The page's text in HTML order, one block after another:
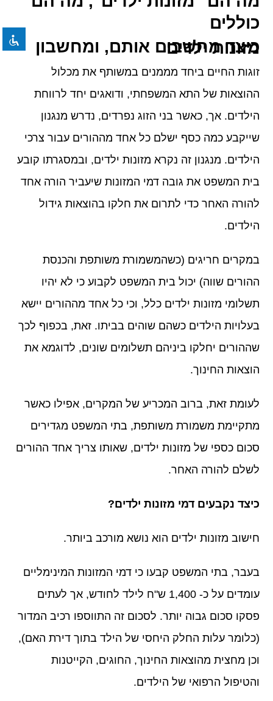
format_underlined הוסף קו תחתון לקישורים
font_download סמן קישורים
לאפס את כל האפשרויות
cached
כוללים
כיצד מחשבים אותם, ומחשבון מזונות ילדים
זוגות החיים ביחד מממנים במשותף את מכלול
ההוצאות של התא המשפחתי, ודואגים יחד לרווחת
הילדים. אך, כאשר בני הזוג נפרדים, נדרש מנגנון
שייקבע כמה כסף ישלם כל אחד מההורים עבור צרכי
הילדים. מנגנון זה נקרא מזונות ילדים, ובמסגרתו קובע
בית המשפט את גובה דמי המזונות שיעביר הורה אחד
להורה האחר כדי לתרום את חלקו בהוצאות גידול
הילדים.
במקרים חריגים (כשהמשמורת משותפת והכנסת
ההורים שווה) יכול בית המשפט לקבוע כי לא יהיו
תשלומי מזונות ילדים כלל, וכי כל אחד מההורים יישא
בעלויות הילדים כשהם שוהים בביתו. זאת, בכפוף לכך
שההורים יחלקו ביניהם תשלומים שונים, לדוגמא את
הוצאות החינוך.
לעומת זאת, ברוב המכריע של המקרים, אפילו כאשר
מתקיימת משמורת משותפת, בתי המשפט מגדירים
סכום כספי של מזונות ילדים, שאותו צריך אחד ההורים
לשלם להורה האחר.
כיצד נקבעים דמי מזונות ילדים?
חישוב מזונות ילדים הוא נושא מורכב ביותר.
בעבר, בתי המשפט קבעו כי דמי המזונות המינימליים
עומדים על כ- 1,400 ש"ח לילד לחודש, אך לעתים
פסקו סכום גבוה יותר. לסכום זה התווספו רכיב המדור
(כלומר עלות החלק היחסי של הילד בתוך דירת האם),
וכן מחצית מהוצאות החינוך, החוגים, הקייטנות
והטיפול הרפואי של הילדים.